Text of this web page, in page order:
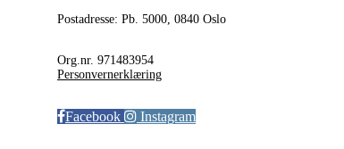
Postadresse: Pb. 5000, 0840 Oslo
Org.nr. 971483954
Personvernerklæring
Facebook Instagram